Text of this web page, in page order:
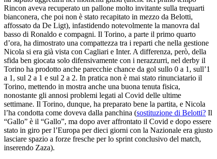
Rincon aveva recuperato un pallone molto invitante sulla trequarti
bianconera, che poi non è stato recapitato in mezzo da Belotti,
affossato da De Ligt), infastidendo notevolmente la manovra dal
basso di Ronaldo e compagni. Il Torino, a parte il primo quarto
d’ora, ha dimostrato una compattezza tra i reparti che nella gestione
Nicola si era già vista con Cagliari e Inter. A differenza, però, della
sfida ben giocata solo difensivamente con i nerazzurri, nel derby il
Torino ha prodotto anche parecchie chance da gol sullo 0 a 1, sull’1
a 1, sul 2 a 1 e sul 2 a 2. In pratica non è mai stato rinunciatario il
Torino, mettendo in mostra anche una buona tenuta fisica,
nonostante gli annosi problemi legati al Covid delle ultime
settimane. Il Torino, dunque, ha preparato bene la partita, e Nicola
l’ha condotta come doveva dalla panchina (sostituzione di Belotti? Il
“Gallo” è il “Gallo”, ma dopo aver affrontato il Covid e dopo essere
stato in giro per l’Europa per dieci giorni con la Nazionale era giusto
lasciare spazio a forze fresche per lo sprint conclusivo del match,
inserendo Zaza).